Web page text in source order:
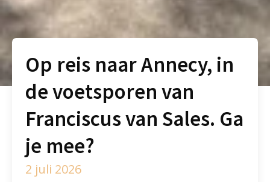
Op reis naar Annecy, in
de voetsporen van
Franciscus van Sales. Ga
je mee?
2 juli 2026